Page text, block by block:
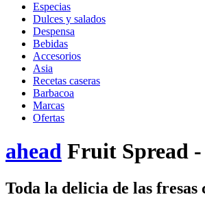
Especias
Dulces y salados
Despensa
Bebidas
Accesorios
Asia
Recetas caseras
Barbacoa
Marcas
Ofertas
ahead Fruit Spread
Toda la delicia de las fresas